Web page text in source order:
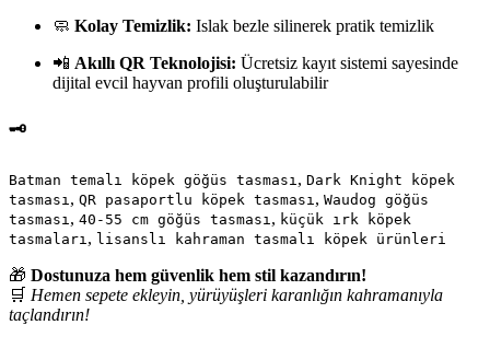
🧼 Kolay Temizlik: Islak bezle silinerek pratik temizlik
📲 Akıllı QR Teknolojisi: Ücretsiz kayıt sistemi sayesinde
dijital evcil hayvan profili oluşturulabilir
🗝️
Batman temalı köpek göğüs tasması , Dark Knight köpek
tasması , QR pasaportlu köpek tasması , Waudog göğüs
tasması , 40-55 cm göğüs tasması , küçük ırk köpek
tasmaları , lisanslı kahraman tasmalı köpek ürünleri
🎁 Dostunuza hem güvenlik hem stil kazandırın!
🛒 Hemen sepete ekleyin, yürüyüşleri karanlığın kahramanıyla
taçlandırın!